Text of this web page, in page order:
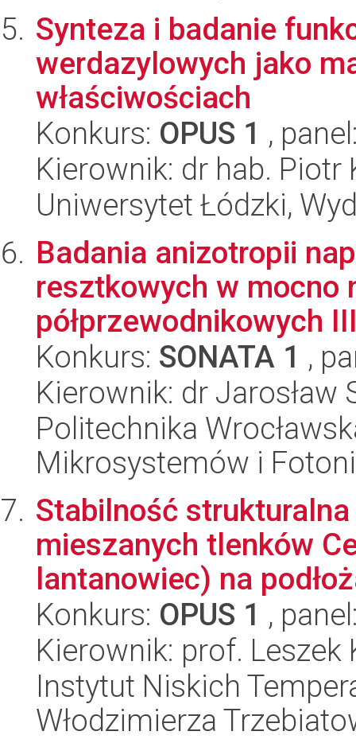
Synteza i badanie
werdazylowych jako
właściwościach
Konkurs: OPUS 1 ,
Kierownik: dr hab. Piotr
Uniwersytet Łódzki,
Badania anizotropii
resztkowych w mocno
półprzewodnikowych
Konkurs: SONATA 1 ,
Kierownik: dr Jarosław
Politechnika
Mikrosystemów i
Stabilność
mieszanych tlenków
lantanowiec) na
Konkurs: OPUS 1 ,
Kierownik: prof. Leszek
Instytut Niskich
Włodzimierza